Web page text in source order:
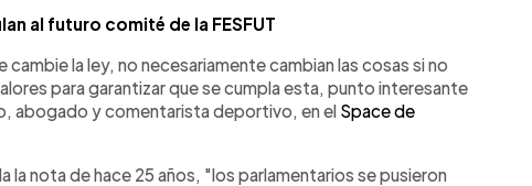
al futuro comité de la FESFUT
cambie la ley, no necesariamente cambian las cosas si no
para garantizar que se cumpla esta, punto interesante
abogado y comentarista deportivo, en el Space de
la nota de hace 25 años, "los parlamentarios se pusieron